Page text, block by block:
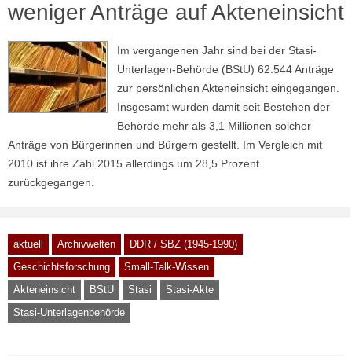
weniger Anträge auf Akteneinsicht
Im vergangenen Jahr sind bei der Stasi-
Unterlagen-Behörde (BStU) 62.544 Anträge
zur persönlichen Akteneinsicht eingegangen.
Insgesamt wurden damit seit Bestehen der
Behörde mehr als 3,1 Millionen solcher
Anträge von Bürgerinnen und Bürgern gestellt. Im Vergleich mit
2010 ist ihre Zahl 2015 allerdings um 28,5 Prozent
zurückgegangen.
aktuell Archivwelten
DDR / SBZ (1945-1990)
Geschichtsforschung
Small-Talk-Wissen
Akteneinsicht
BStU Stasi
Stasi-Akte
Stasi-Unterlagenbehörde